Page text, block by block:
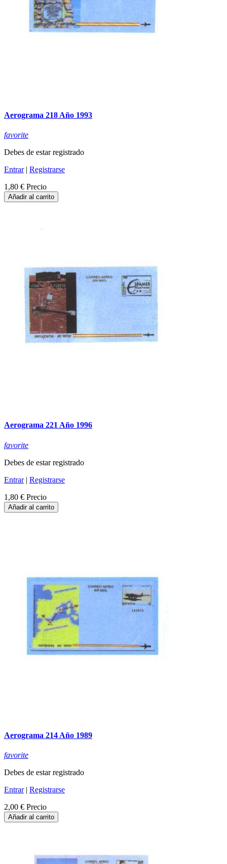
Aerograma 218 Año 1993
favorite
Debes de estar registrado
Entrar| Registrarse
1,80 € Precio
Añadir al carrito
Aerograma 221 Año 1996
favorite
Debes de estar registrado
Entrar| Registrarse
1,80 € Precio
Añadir al carrito
Aerograma 214 Año 1989
favorite
Debes de estar registrado
Entrar| Registrarse
2,00 € Precio
Añadir al carrito